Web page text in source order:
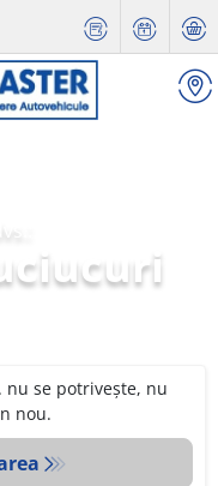
nu se potrivește, nu
nou.